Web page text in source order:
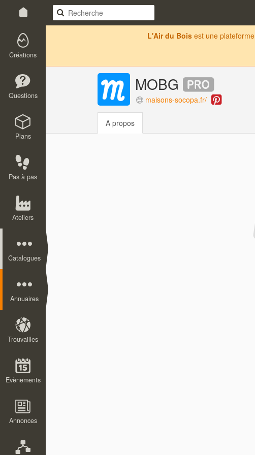
Créations
Questions
Plans
Pas à pas
Ateliers
Catalogues
Annuaires
Trouvailles
Evènements
Annonces
L'Air du Bois est une plateforme
MOBG
maisons-socopa.fr/
A propos